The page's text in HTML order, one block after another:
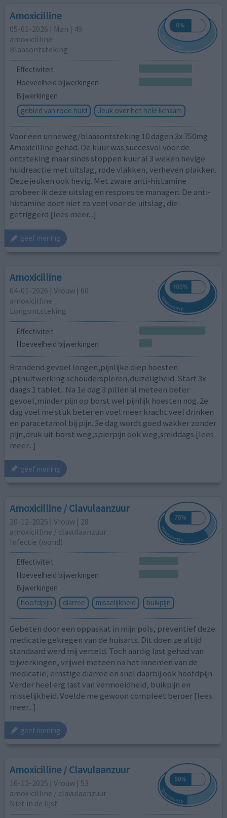
Amoxicilline
05-01-2026 | Man | 49
amoxicilline
Blaasontsteking
Effectiviteit
Hoeveelheid bijwerkingen
Bijwerkingen
gebied van rode huid
Jeuk over het hele lichaam
Voor een urineweg/blaasontsteking 10 dagen 3x 750mg
Amoxicilline gehad. De kuur was succesvol voor de
ontsteking maar sinds stoppen kuur al 3 weken hevige
huidreactie met uitslag, rode vlakken, verheven plakken.
Deze jeuken ook hevig. Met zware anti-histamine
probeer ik deze uitslag en respons te managen. De anti-
histamine doet niet zo veel voor de uitslag, die
getriggerd [lees meer...]
geef mening
Amoxicilline
04-01-2026 | Vrouw | 60
amoxicilline
Longontsteking
Effectiviteit
Hoeveelheid bijwerkingen
Brandend gevoel longen,pijnlijke diep hoesten
,pijnuitwerking schouderspieren,duizeligheid. Start 3x
daags 1 tablet.. Na 1e dag 3 pillen al meteen beter
gevoel,minder pijn op borst wel pijnlijk hoesten nog..2e
dag voel me stuk beter en voel meer kracht veel drinken
en paracetamol bij pijn..3e dag wordt goed wakker zonder
pijn,druk uit borst weg,spierpijn ook weg,smiddags [lees
meer...]
geef mening
Amoxicilline / Clavulaanzuur
20-12-2025 | Vrouw | 28
amoxicilline / clavulaanzuur
Infectie (wond)
Effectiviteit
Hoeveelheid bijwerkingen
Bijwerkingen
hoofdpijn
diarree misselijkheid buikpijn
Gebeten door een oppaskat in mijn pols, preventief deze
medicatie gekregen van de huisarts. Dit doen ze altijd
standaard werd mij verteld. Toch aardig last gehad van
bijwerkingen, vrijwel meteen na het innemen van de
medicatie, ernstige diarree en snel daarbij ook hoofdpijn.
Verder heel erg last van vermoeidheid, buikpijn en
misselijkheid. Voelde me gewoon compleet beroer [lees
meer...]
geef mening
Amoxicilline / Clavulaanzuur
16-12-2025 | Vrouw | 53
amoxicilline / clavulaanzuur
Niet in de lijst